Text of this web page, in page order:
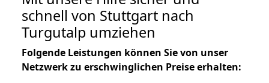
schnell von Stuttgart nach
Turgutalp umziehen
Folgende Leistungen können Sie von unser
Netzwerk zu erschwinglichen Preise erhalten: